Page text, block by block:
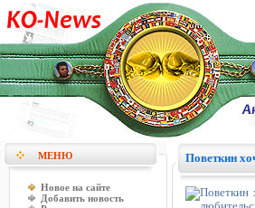
МЕНЮ
Новое на сайте
Добавить новость
Поветкин